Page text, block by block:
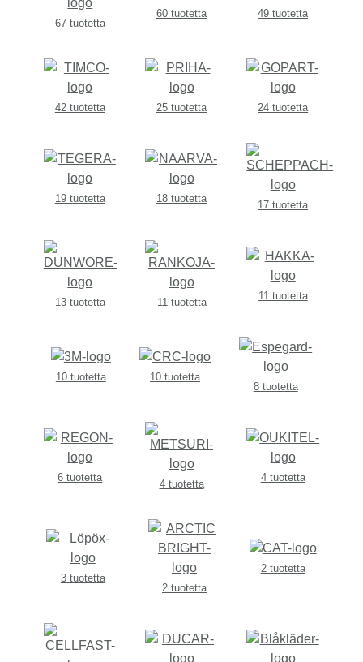
67 tuotetta
60 tuotetta 49 tuotetta
42 tuotetta 25 tuotetta 24 tuotetta
19 tuotetta 18 tuotetta
17 tuotetta
13 tuotetta 11 tuotetta
11 tuotetta
10 tuotetta
10 tuotetta
8 tuotetta
6 tuotetta
4 tuotetta
4 tuotetta
3 tuotetta
2 tuotetta
2 tuotetta